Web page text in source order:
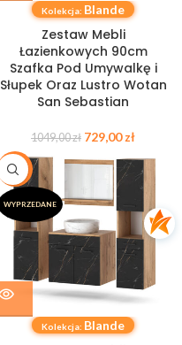
Kolekcja: Blande
Zestaw Mebli
Łazienkowych 90cm
Szafka Pod Umywalkę i
Słupek Oraz Lustro Wotan
San Sebastian
1049,00zł 729,00zł
-31%
WYPRZEDANE
Kolekcja: Blande